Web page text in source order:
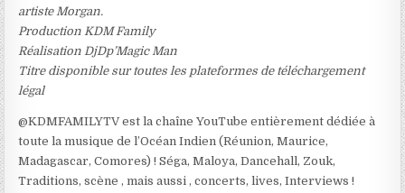
artiste Morgan.
Production KDM Family
Réalisation DjDp’Magic Man
Titre disponible sur toutes les plateformes de téléchargement
légal
@KDMFAMILYTV est la chaîne YouTube entièrement dédiée à
toute la musique de l’Océan Indien (Réunion, Maurice,
Madagascar, Comores) ! Séga, Maloya, Dancehall, Zouk,
Traditions, scène , mais aussi , concerts, lives, Interviews !